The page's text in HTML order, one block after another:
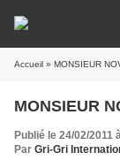
Accueil » MONSIEUR
MONSIEUR
Publié le 24/02/2011
Par Gri-Gri